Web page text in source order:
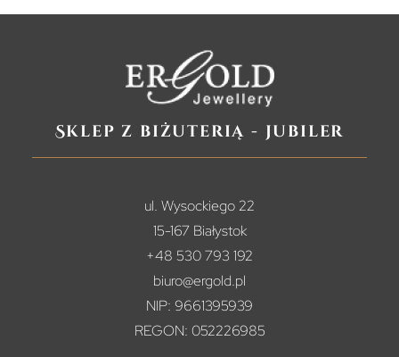
Sklep z biżuterią - jubiler
ul. Wysockiego 22
15-167 Białystok
+48 530 793 192
biuro@ergold.pl
NIP: 9661395939
REGON: 052226985